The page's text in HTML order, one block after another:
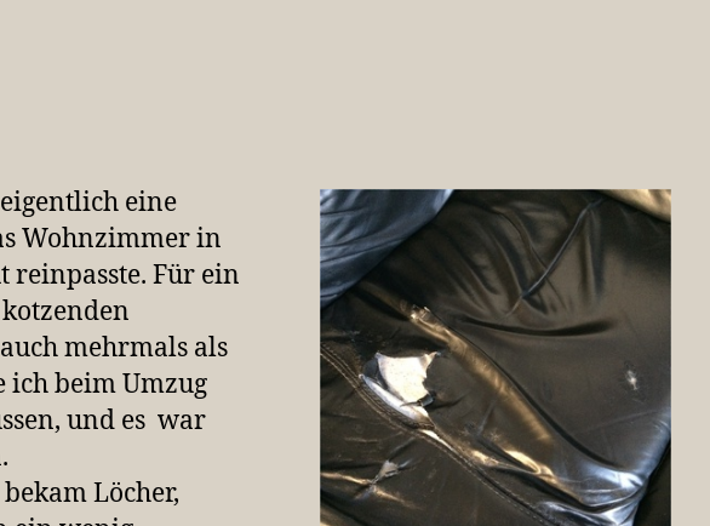
eine
Wohnzimmer in
reinpasste. Für ein
mehrmals als
ich beim Umzug
und es war
Löcher,